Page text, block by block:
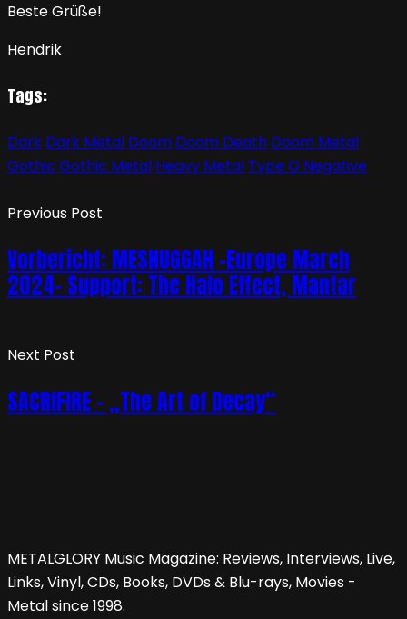
Beste Grüße!
Hendrik
Tags:
Dark Dark Metal Doom Doom Death Doom Metal
Gothic Gothic Metal Heavy Metal Type O Negative
Previous Post
Vorbericht: MESHUGGAH -Europe March
2024- Support: The Halo Effect, Mantar
Next Post
SACRIFIRE – „The Art of Decay“
METALGLORY Music Magazine: Reviews, Interviews, Live,
Links, Vinyl, CDs, Books, DVDs & Blu-rays, Movies -
Metal since 1998.